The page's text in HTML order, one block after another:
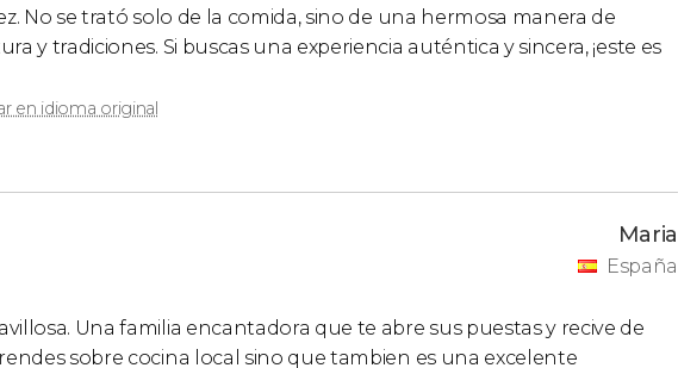
No se trató solo de la comida, sino de una hermosa manera de
y tradiciones. Si buscas una experiencia auténtica y sincera, ¡este es
en idioma original
Maria
España
Una familia encantadora que te abre sus puestas y recive de
sobre cocina local sino que tambien es una excelente